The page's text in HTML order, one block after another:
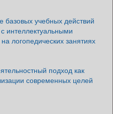
базовых учебных действий
интеллектуальными
логопедических занятиях
подход как
современных целей